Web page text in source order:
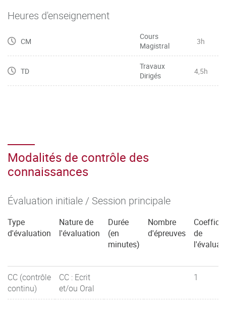
Heures d'enseignement
CM
Cours
Magistral
3h
TD
Travaux
Dirigés
4,5h
Modalités de contrôle des
connaissances
Évaluation initiale / Session principale
Type
d'évaluation
Nature de
l'évaluation
Durée
(en
minutes)
Nombre
d'épreuves
de
CC (contrôle
continu)
CC : Ecrit
et/ou Oral
1